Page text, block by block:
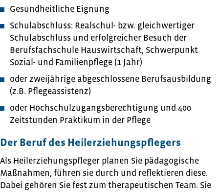
Gesundheitliche Eignung
Schulabschluss: Realschul- bzw. gleichwertiger
Schulabschluss und erfolgreicher Besuch der
Berufsfachschule Hauswirtschaft, Schwerpunkt
Sozial- und Familienpflege (1 Jahr)
oder zweijährige abgeschlossene Berufsausbildung
(z.B. Pflegeassistenz)
oder Hochschulzugangsberechtigung und 400
Zeitstunden Praktikum in der Pflege
Der Beruf des Heilerziehungspflegers
Als Heilerziehungspfleger planen Sie pädagogische
Maßnahmen, führen sie durch und reflektieren diese.
Dabei gehören Sie fest zum therapeutischen Team. Sie